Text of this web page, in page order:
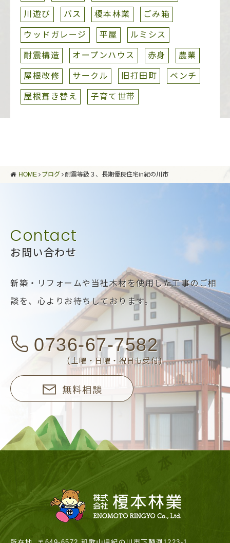
川遊び
バス 榎本林業
ごみ箱
ウッドガレージ
平屋
ルミシス
耐震構造
オープンハウス 赤身
農業
屋根改修
サークル 旧打田町
ベンチ
屋根葺き替え
子育て世帯
HOME ブログ 耐震等級３、長期優良住宅in紀の川市
お問い合わせ
新築・リフォームや当社木材を使用した工事のご相
談を、 心よりお待ちしております。
0736-67-7582
(土曜・日曜・祝日も受付)
無料相談